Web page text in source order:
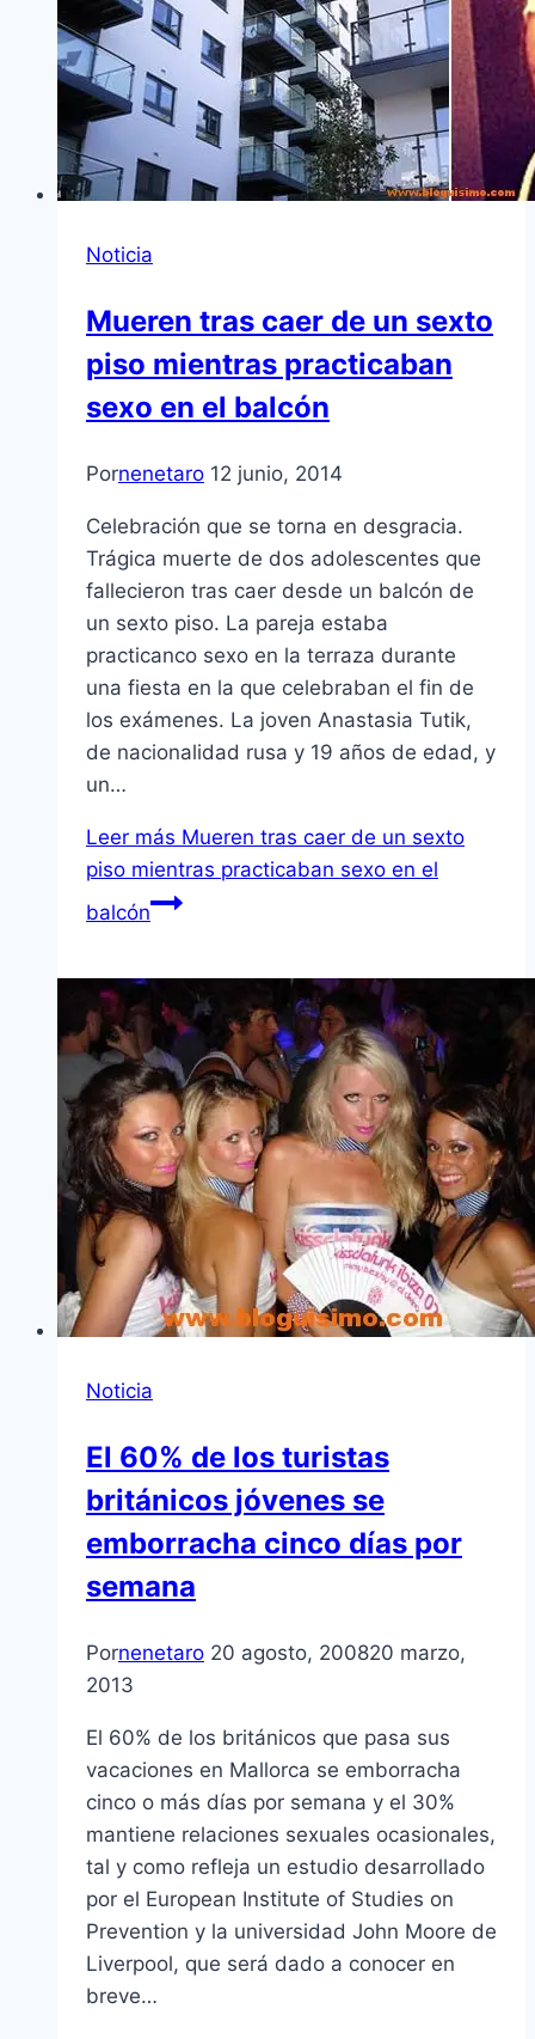
Noticia
Mueren tras caer de un sexto
piso mientras practicaban
sexo en el balcón
Pornenetaro 12 junio, 2014
Celebración que se torna en desgracia.
Trágica muerte de dos adolescentes que
fallecieron tras caer desde un balcón de
un sexto piso. La pareja estaba
practicanco sexo en la terraza durante
una fiesta en la que celebraban el fin de
los exámenes. La joven Anastasia Tutik,
de nacionalidad rusa y 19 años de edad, y
un…
Leer más Mueren tras caer de un sexto
piso mientras practicaban sexo en el
balcón
Noticia
El 60% de los turistas
británicos jóvenes se
emborracha cinco dí­as por
semana
Pornenetaro 20 agosto, 200820 marzo,
2013
El 60% de los británicos que pasa sus
vacaciones en Mallorca se emborracha
cinco o más dí­as por semana y el 30%
mantiene relaciones sexuales ocasionales,
tal y como refleja un estudio desarrollado
por el European Institute of Studies on
Prevention y la universidad John Moore de
Liverpool, que será dado a conocer en
breve…